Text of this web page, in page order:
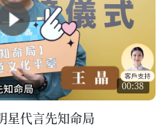
00:38
星代言先知命局